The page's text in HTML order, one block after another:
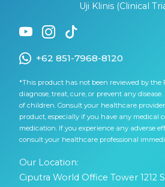
Uji Klinis (Clinical
+62 851-7968-8120
*This product has not been reviewed by the
diagnose, treat, cure, or prevent any
of children. Consult your healthcare
product, especially if you have any medical
medication. If you experience any adverse
consult your healthcare professional
Our Location:
Ciputra World Office Tower 1212